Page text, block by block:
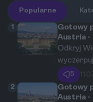
Popularne
1
Gotowy
Austria -
Odkryj
zabytki,
5
2
Gotowy
Austria -